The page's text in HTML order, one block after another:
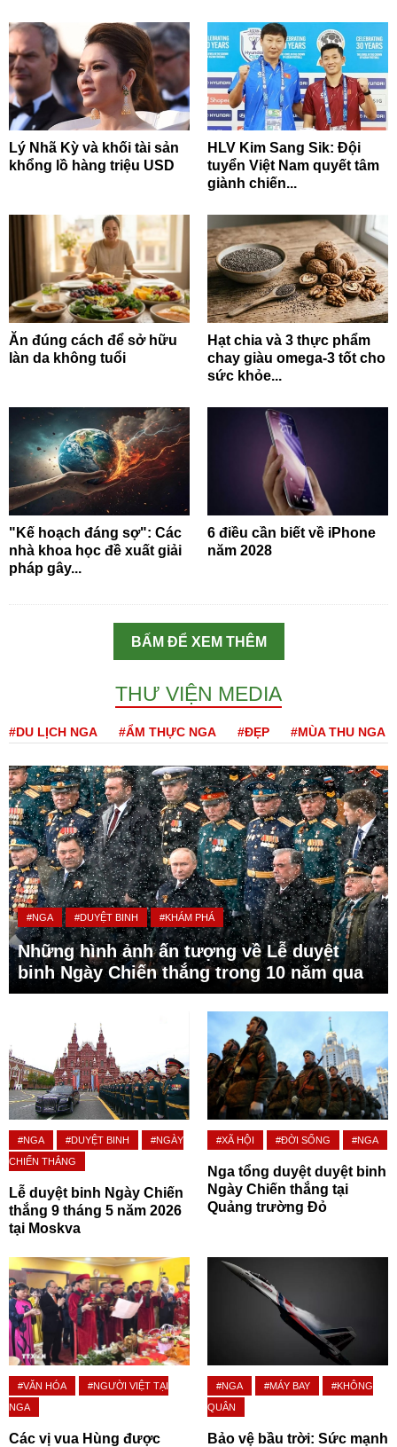
Lý Nhã Kỳ và khối tài sản
khổng lồ hàng triệu USD
HLV Kim Sang Sik: Đội
tuyển Việt Nam quyết tâm
giành chiến...
Ăn đúng cách để sở hữu
làn da không tuổi
Hạt chia và 3 thực phẩm
chay giàu omega-3 tốt cho
sức khỏe...
"Kế hoạch đáng sợ": Các
nhà khoa học đề xuất giải
pháp gây...
6 điều cần biết về iPhone
năm 2028
BẤM ĐỂ XEM THÊM
THƯ VIỆN MEDIA
#DU LỊCH NGA #ẨM THỰC NGA #ĐẸP #MÙA THU NGA
#NGA #DUYỆT BINH #KHÁM PHÁ
Những hình ảnh ấn tượng về Lễ duyệt
binh Ngày Chiến thắng trong 10 năm qua
#NGA #DUYỆT BINH
#NGÀY
CHIẾN THẮNG
Lễ duyệt binh Ngày Chiến
thắng 9 tháng 5 năm 2026
tại Moskva
#XÃ HỘI #ĐỜI SỐNG #NGA
Nga tổng duyệt duyệt binh
Ngày Chiến thắng tại
Quảng trường Đỏ
#VĂN HÓA
#NGƯỜI VIỆT TẠI
NGA
Các vị vua Hùng được
#NGA #MÁY BAY
#KHÔNG
QUÂN
Bảo vệ bầu trời: Sức mạnh